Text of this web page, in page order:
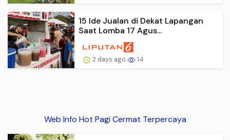
15 Ide Jualan di Dekat Lapangan
Saat Lomba 17 Agus...
2 days ago 14
Web Info Hot Pagi Cermat Terpercaya